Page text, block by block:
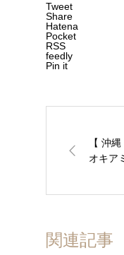
Tweet
Share
Hatena
Pocket
RSS
feedly
Pin it
【 沖
オキア
関連記事